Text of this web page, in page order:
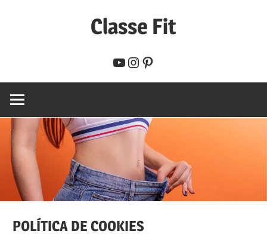
Classe Fit
direto
para
emagrecer
com
inteligência,
treinar
com
e
YouTube
Instagram
Pinterest
POLÍTICA DE COOKIES